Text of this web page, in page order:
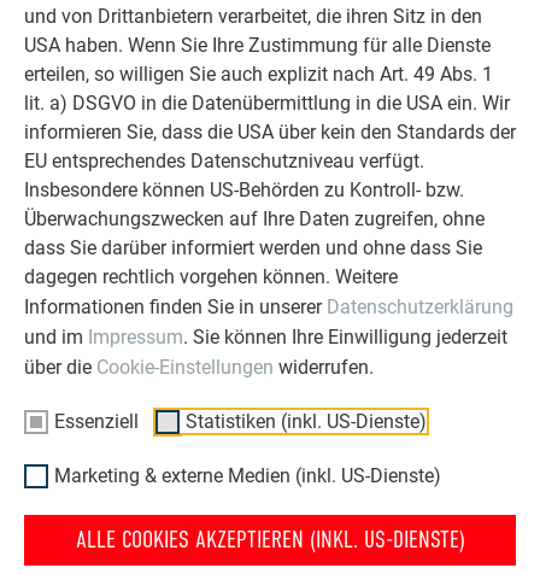
und von Drittanbietern verarbeitet, die ihren Sitz in den
USA haben. Wenn Sie Ihre Zustimmung für alle Dienste
erteilen, so willigen Sie auch explizit nach Art. 49 Abs. 1
lit. a) DSGVO in die Datenübermittlung in die USA ein. Wir
informieren Sie, dass die USA über kein den Standards der
EU entsprechendes Datenschutzniveau verfügt.
Insbesondere können US-Behörden zu Kontroll- bzw.
Überwachungszwecken auf Ihre Daten zugreifen, ohne
dass Sie darüber informiert werden und ohne dass Sie
dagegen rechtlich vorgehen können. Weitere
Informationen finden Sie in unserer Datenschutzerklärung
und im Impressum. Sie können Ihre Einwilligung jederzeit
über die Cookie-Einstellungen widerrufen.
Essenziell Statistiken (inkl. US-Dienste)
Marketing & externe Medien (inkl. US-Dienste)
ALLE COOKIES AKZEPTIEREN (INKL. US-DIENSTE)
ERFAHRUNGSBERICHTE LESEN
PREFA SANIERUNGSGALERIE
OBJEKTE VOR UND NACH DER SANIERUNG